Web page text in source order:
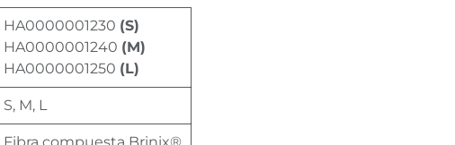
HA0000001230 (S)
HA0000001240 (M)
HA0000001250 (L)
S, M, L